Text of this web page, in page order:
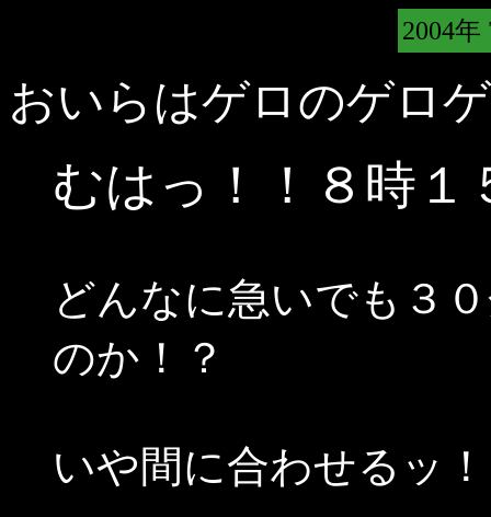
2004年
おいらはゲロのゲロ
むはっ！！８時１
どんなに急いでも３
のか！？
いや間に合わせるッ